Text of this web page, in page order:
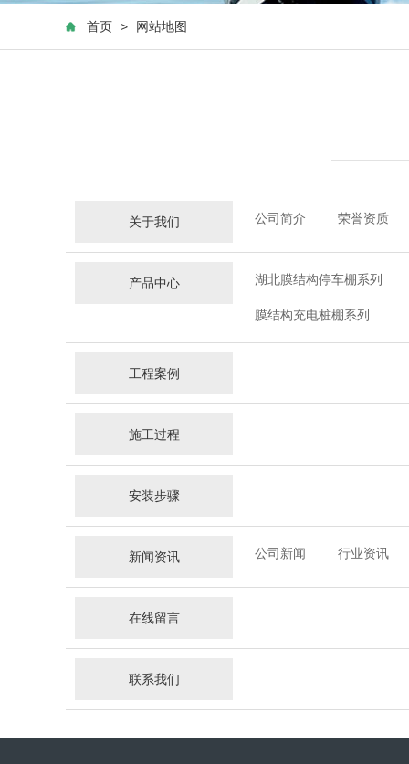
首页 > 网站地图
关于我们 公司简介 荣誉资质
产品中心 湖北膜结构停车棚系列
膜结构充电桩棚系列
工程案例
施工过程
安装步骤
新闻资讯 公司新闻 行业资讯
在线留言
联系我们